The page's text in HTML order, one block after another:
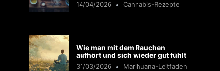
14/04/2026 Cannabis-Rezepte
Wie man mit dem Rauchen
aufhört und sich wieder gut fühlt
31/03/2026 Marihuana-Leitfaden